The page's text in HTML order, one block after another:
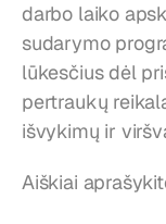
darbo laiko
sudarymo
lūkesčius dėl
pertraukų
išvykimų ir
Aiškiai